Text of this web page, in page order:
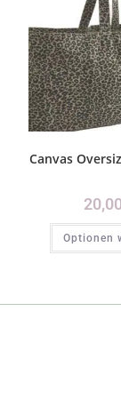
Canvas
Optionen